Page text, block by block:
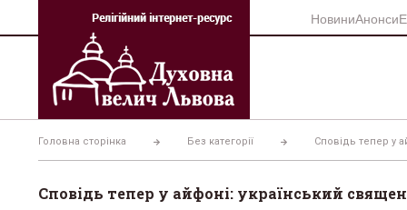
вмісту
НовиниАнонси
Головна сторінка Без категорії Сповідь тепер у
Сповідь тепер у айфоні: український